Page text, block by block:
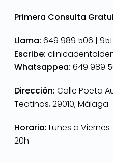
Primera Consulta
Llama: 649 989 506 |
Escribe:
Whatsappea: 649 989
Dirección: Calle Poeta
Teatinos, 29010, Málaga
Horario: Lunes a Viernes
20h